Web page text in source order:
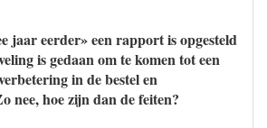
jaar eerder» een rapport is opgesteld
is gedaan om te komen tot een
in de bestel en
nee, hoe zijn dan de feiten?